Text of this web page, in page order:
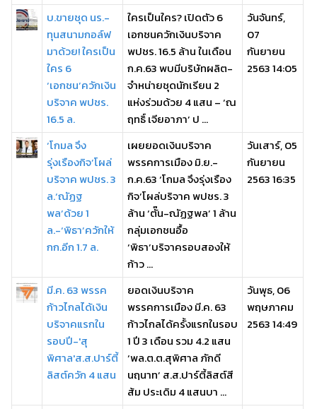
บ.ขายชุด นร.-
ทุนสนามกอล์ฟ
มาด้วย! ใครเป็น
ใคร 6
‘เอกชน’ควักเงิน
บริจาค พปชร.
16.5 ล.
ใครเป็นใคร? เปิดตัว 6
เอกชนควักเงินบริจาค
พปชร. 16.5 ล้าน ในเดือน
ก.ค.63 พบมีบริษัทผลิต-
จำหน่ายชุดนักเรียน 2
แห่งร่วมด้วย 4 แสน – ‘ณ
ฤทธิ์ เจียอาภา’ ป ...
วันจันทร์,
07
กันยายน
2563 14:05
‘โกมล จึง
รุ่งเรืองกิจ’โผล่
บริจาค พปชร. 3
ล.‘ณัฏฐ
พล’ด้วย 1
ล.-‘พิธา’ควักให้
กก.อีก 1.7 ล.
เผยยอดเงินบริจาค
พรรคการเมือง มิ.ย.-
ก.ค.63 ‘โกมล จึงรุ่งเรือง
กิจ’โผล่บริจาค พปชร. 3
ล้าน ‘ตั๊น-ณัฏฐพล’ 1 ล้าน
กลุ่มเอกชนอื้อ
‘พิธา’บริจาครอบสองให้
ก้าว ...
วันเสาร์, 05
กันยายน
2563 16:35
มี.ค. 63 พรรค
ก้าวไกลได้เงิน
บริจาคแรกใน
รอบปี-'สุ
พิศาล'ส.ส.ปาร์ตี้
ลิสต์ควัก 4 แสน
ยอดเงินบริจาค
พรรคการเมือง มี.ค. 63
ก้าวไกลได้ครั้งแรกในรอบ
1 ปี 3 เดือน รวม 4.2 แสน
‘พล.ต.ต.สุพิศาล ภักดี
นฤนาท’ ส.ส.ปาร์ตี้ลิสต์สี
ส้ม ประเดิม 4 แสนบา ...
วันพุธ, 06
พฤษภาคม
2563 14:49